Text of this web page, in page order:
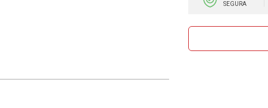
SEGURA